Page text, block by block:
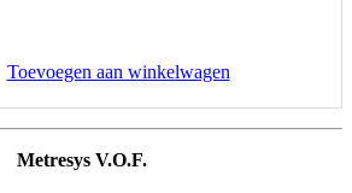
Toevoegen aan winkelwagen
Metresys V.O.F.